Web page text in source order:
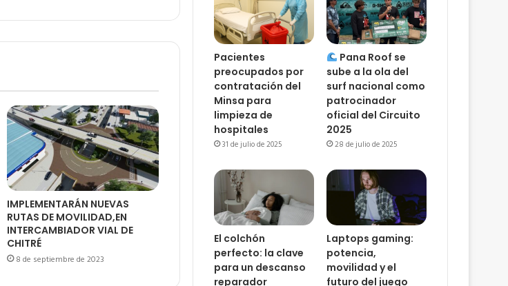
IMPLEMENTARÁN NUEVAS
RUTAS DE MOVILIDAD,EN
INTERCAMBIADOR VIAL DE
CHITRÉ
8 de septiembre de 2023
Pacientes
preocupados por
contratación del
Minsa para
limpieza de
hospitales
31 de julio de 2025
Pana Roof se
sube a la ola del
surf nacional como
patrocinador
oficial del Circuito
2025
28 de julio de 2025
El colchón
perfecto: la clave
para un descanso
reparador
Laptops gaming:
potencia,
movilidad y el
futuro del juego